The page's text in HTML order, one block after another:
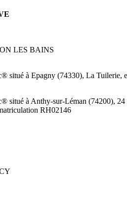
LES BAINS
situé à Epagny (74330), La Tuilerie,
situé à Anthy-sur-Léman (74200),
RH02146